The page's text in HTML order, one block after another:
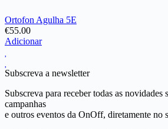
Ortofon Agulha 5E
€55.00
Adicionar
Subscreva a newsletter
Subscreva para receber todas as novidades
campanhas
e outros eventos da OnOff, diretamente no